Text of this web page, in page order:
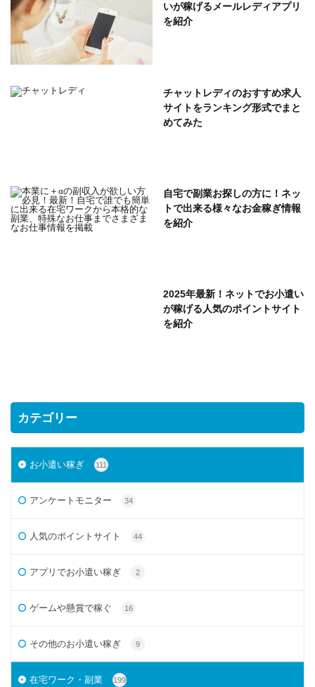
いが稼げるメールレディアプリ
を紹介
チャットレディのおすすめ求人
サイトをランキング形式でまと
めてみた
自宅で副業お探しの方に！ネッ
トで出来る様々なお金稼ぎ情報
を紹介
2025年最新！ネットでお小遣い
が稼げる人気のポイントサイト
を紹介
カテゴリー
お小遣い稼ぎ 111
アンケートモニター 34
人気のポイントサイト 44
アプリでお小遣い稼ぎ 2
ゲームや懸賞で稼ぐ 16
その他のお小遣い稼ぎ 9
在宅ワーク・副業 199